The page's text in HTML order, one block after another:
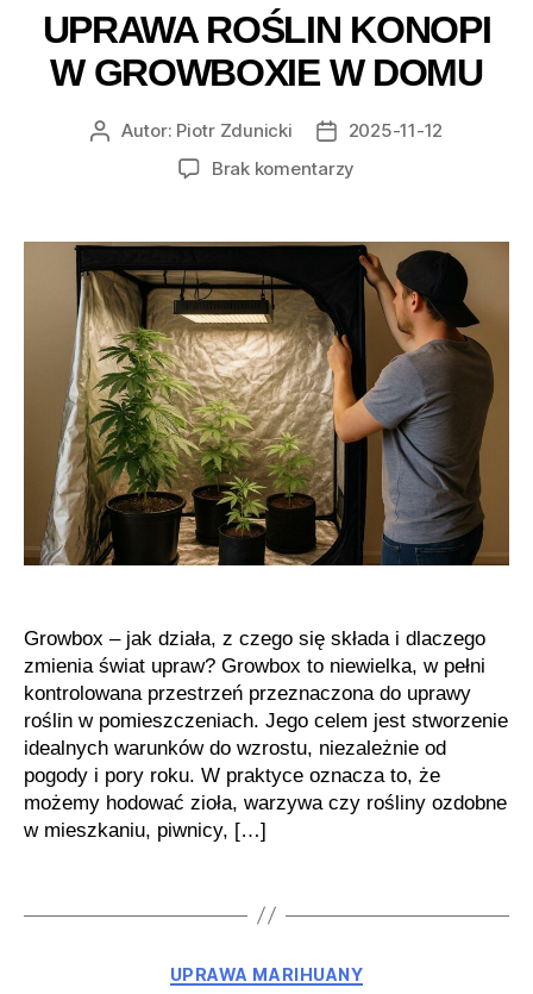
UPRAWA ROŚLIN KONOPI
W GROWBOXIE W DOMU
AutorAutor: Piotr Zdunicki
Data2025-11-12
Brak komentarzy
konopi
w
growboxie
domu
Growbox – jak działa, z czego się składa i dlaczego
zmienia świat upraw? Growbox to niewielka, w pełni
kontrolowana przestrzeń przeznaczona do uprawy
roślin w pomieszczeniach. Jego celem jest stworzenie
idealnych warunków do wzrostu, niezależnie od
pogody i pory roku. W praktyce oznacza to, że
możemy hodować zioła, warzywa czy rośliny ozdobne
w mieszkaniu, piwnicy, […]
Kategorie
UPRAWA MARIHUANY